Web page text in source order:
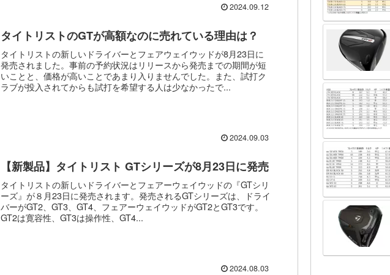
2024.09.12
タイトリストのGTが高額なのに売れている理由は？
タイトリストの新しいドライバーとフェアウェイウッドが8月23日に
発売されました。事前の予約状況はリリースから発売までの期間が短
いことと、価格が高いことであまり入りませんでした。また、試打ク
ラブが投入されてからも試打を希望する人は少なかったで...
2024.09.03
【新製品】タイトリスト GTシリーズが8月23日に発売
タイトリストの新しいドライバーとフェアーウェイウッドの『GTシリ
ーズ』が８月23日に発売されます。発売されるGTシリーズは、ドライ
バーがGT2、GT3、GT4、フェアーウェイウッドがGT2とGT3です。
GT2は寛容性、GT3は操作性、GT4...
2024.08.03